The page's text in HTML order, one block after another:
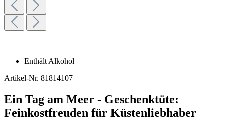
Enthält Alkohol
Artikel-Nr. 81814107
Ein Tag am Meer - Geschenktüte:
Feinkostfreuden für Küstenliebhaber